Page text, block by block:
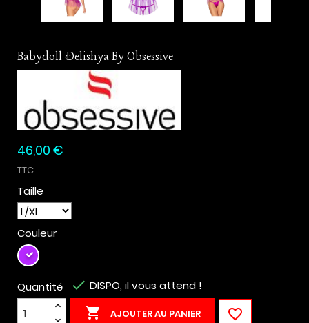
Babydoll Delishya By Obsessive
46,00 €
TTC
Taille
Couleur
Violet
Quantité
 AJOUTER AU PANIER
 DISPO, il vous attend !
